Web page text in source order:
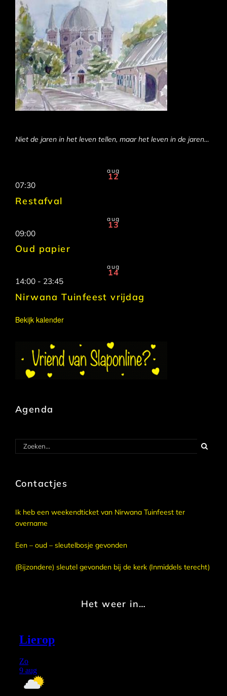
Niet de jaren in het leven tellen, maar het leven in de jaren…
aug
12
07:30
Restafval
aug
13
09:00
Oud papier
aug
14
14:00 - 23:45
Nirwana Tuinfeest vrijdag
Bekijk kalender
Agenda
Zoeken
naar:
Contactjes
Ik heb een weekendticket van Nirwana Tuinfeest ter
overname
Een – oud – sleutelbosje gevonden
(Bijzondere) sleutel gevonden bij de kerk (Inmiddels terecht)
Het weer in…